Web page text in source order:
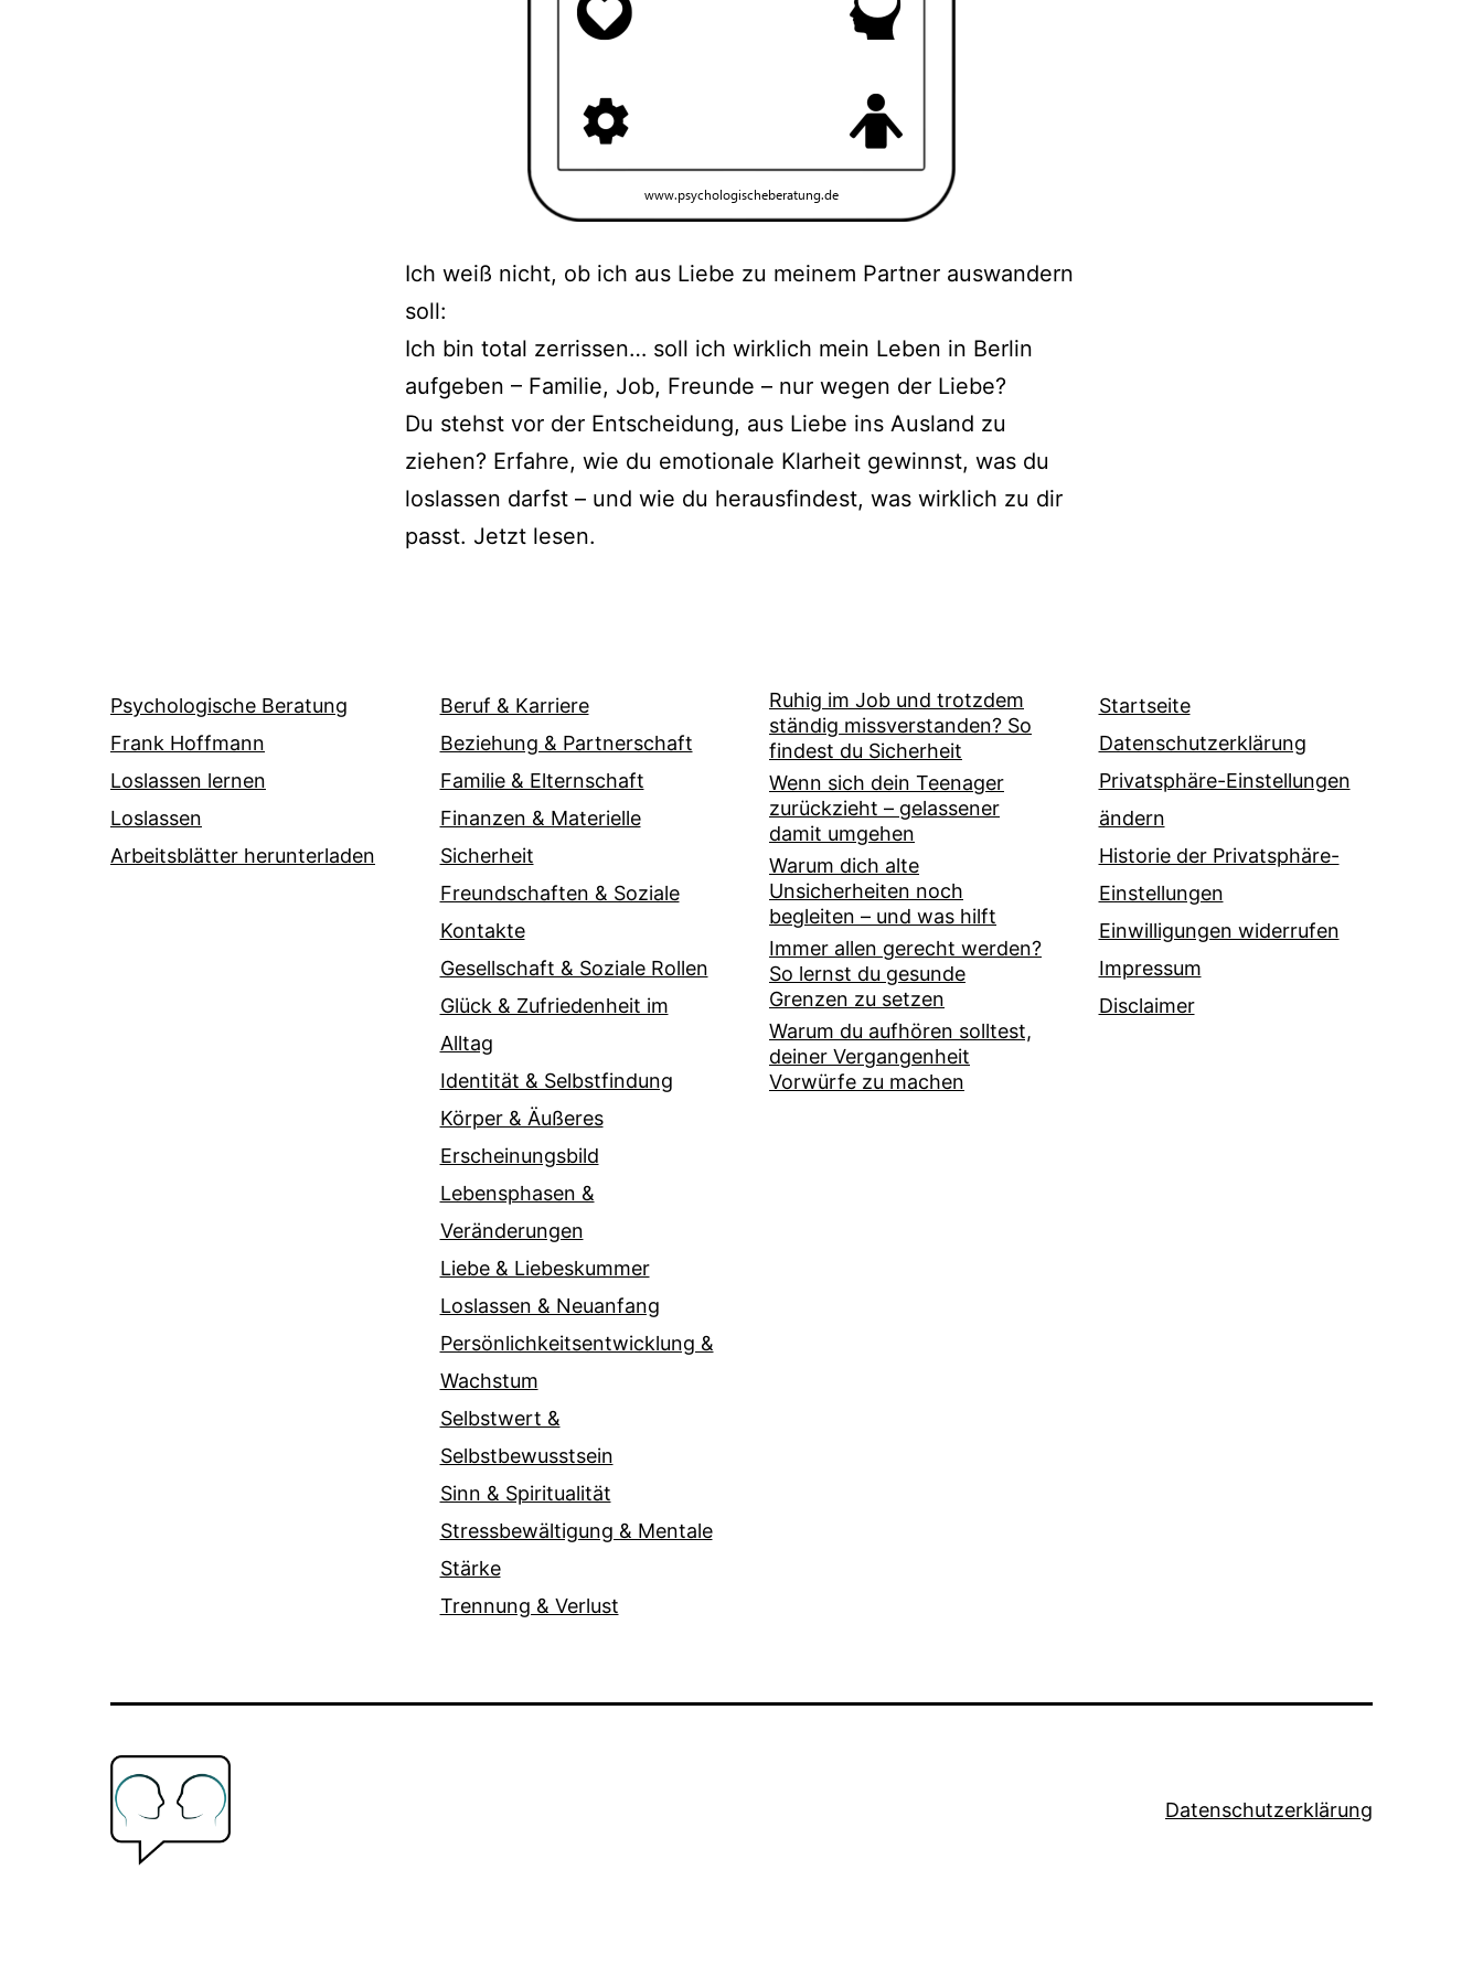
Ich weiß nicht, ob ich aus Liebe zu meinem Partner auswandern
soll:
Ich bin total zerrissen… soll ich wirklich mein Leben in Berlin
aufgeben – Familie, Job, Freunde – nur wegen der Liebe?
Du stehst vor der Entscheidung, aus Liebe ins Ausland zu
ziehen? Erfahre, wie du emotionale Klarheit gewinnst, was du
loslassen darfst – und wie du herausfindest, was wirklich zu dir
passt. Jetzt lesen.
Psychologische Beratung
Frank Hoffmann
Loslassen lernen
Loslassen
Arbeitsblätter herunterladen
Beruf & Karriere
Beziehung & Partnerschaft
Familie & Elternschaft
Finanzen & Materielle
Sicherheit
Freundschaften & Soziale
Kontakte
Gesellschaft & Soziale Rollen
Glück & Zufriedenheit im
Alltag
Identität & Selbstfindung
Körper & Äußeres
Erscheinungsbild
Lebensphasen &
Veränderungen
Liebe & Liebeskummer
Loslassen & Neuanfang
Persönlichkeitsentwicklung &
Wachstum
Selbstwert &
Selbstbewusstsein
Sinn & Spiritualität
Stressbewältigung & Mentale
Stärke
Trennung & Verlust
Ruhig im Job und trotzdem
ständig missverstanden? So
findest du Sicherheit
Wenn sich dein Teenager
zurückzieht – gelassener
damit umgehen
Warum dich alte
Unsicherheiten noch
begleiten – und was hilft
Immer allen gerecht werden?
So lernst du gesunde
Grenzen zu setzen
Warum du aufhören solltest,
deiner Vergangenheit
Vorwürfe zu machen
Startseite
Datenschutzerklärung
Privatsphäre-Einstellungen
ändern
Historie der Privatsphäre-
Einstellungen
Einwilligungen widerrufen
Impressum
Disclaimer
Datenschutzerklärung